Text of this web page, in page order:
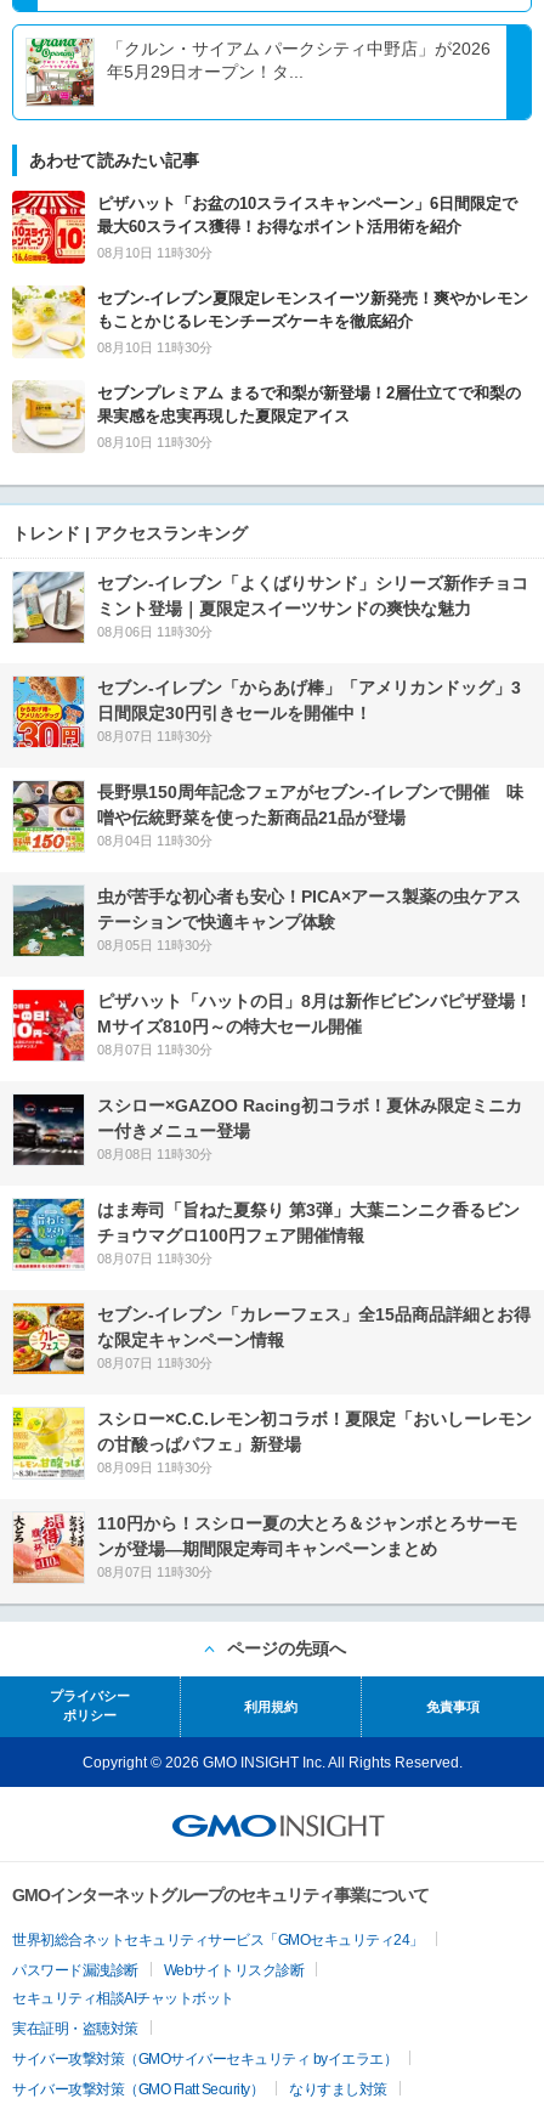
「クルン・サイアム パークシティ中野店」が2026
年5月29日オープン！タ...
あわせて読みたい記事
ピザハット「お盆の10スライスキャンペーン」6日間限定で
最大60スライス獲得！お得なポイント活用術を紹介
08月10日 11時30分
セブン‐イレブン夏限定レモンスイーツ新発売！爽やかレモン
もことかじるレモンチーズケーキを徹底紹介
08月10日 11時30分
セブンプレミアム まるで和梨が新登場！2層仕立てで和梨の
果実感を忠実再現した夏限定アイス
08月10日 11時30分
トレンド | アクセスランキング
セブン‐イレブン「よくばりサンド」シリーズ新作チョコ
ミント登場｜夏限定スイーツサンドの爽快な魅力
08月06日 11時30分
セブン‐イレブン「からあげ棒」「アメリカンドッグ」3
日間限定30円引きセールを開催中！
08月07日 11時30分
長野県150周年記念フェアがセブン-イレブンで開催 味
噌や伝統野菜を使った新商品21品が登場
08月04日 11時30分
虫が苦手な初心者も安心！PICA×アース製薬の虫ケアス
テーションで快適キャンプ体験
08月05日 11時30分
ピザハット「ハットの日」8月は新作ビビンバピザ登場！
Mサイズ810円～の特大セール開催
08月07日 11時30分
スシロー×GAZOO Racing初コラボ！夏休み限定ミニカ
ー付きメニュー登場
08月08日 11時30分
はま寿司「旨ねた夏祭り 第3弾」大葉ニンニク香るビン
チョウマグロ100円フェア開催情報
08月07日 11時30分
セブン‐イレブン「カレーフェス」全15品商品詳細とお得
な限定キャンペーン情報
08月07日 11時30分
スシロー×C.C.レモン初コラボ！夏限定「おいしーレモン
の甘酸っぱパフェ」新登場
08月09日 11時30分
110円から！スシロー夏の大とろ＆ジャンボとろサーモ
ンが登場―期間限定寿司キャンペーンまとめ
08月07日 11時30分
ページの先頭へ
プライバシー
ポリシー
利用規約 免責事項
Copyright © 2026 GMO INSIGHT Inc. All Rights Reserved.
GMOインターネットグループのセキュリティ事業について
世界初総合ネットセキュリティサービス「GMOセキュリティ24」
パスワード漏洩診断
Webサイトリスク診断
セキュリティ相談AIチャットボット
実在証明・盗聴対策
サイバー攻撃対策（GMOサイバーセキュリティ byイエラエ）
サイバー攻撃対策（GMO Flatt Security）
なりすまし対策